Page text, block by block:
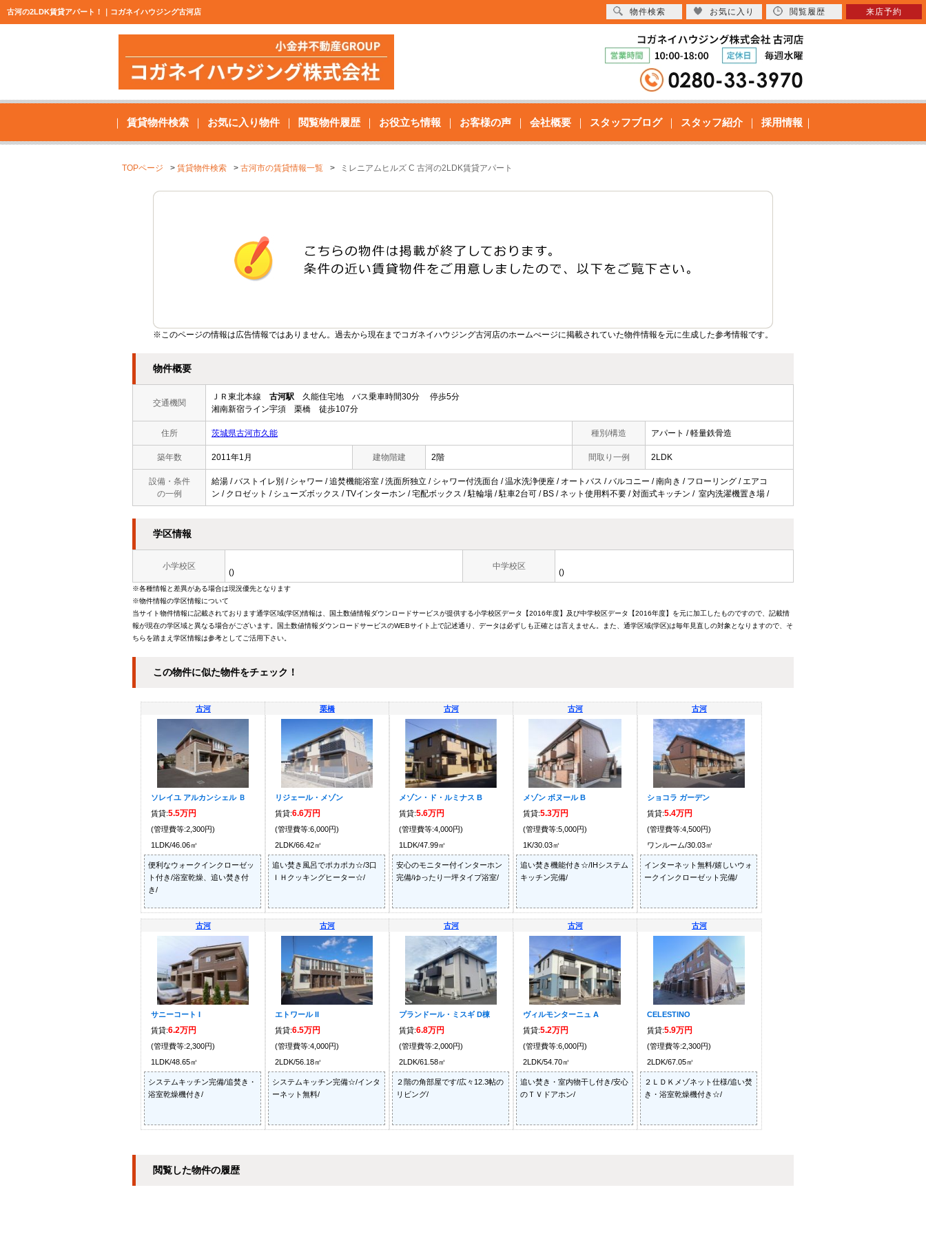
古河の2LDK賃貸アパート！｜コガネイハウジング古河店
賃貸物件検索 お気に入り物件 閲覧物件履歴 お役立ち情報 お客様の声 会社概要 スタッフブログ スタッフ紹介 採用情報
TOPページ 賃貸物件検索 古河市の賃貸情報一覧 ミレニアムヒルズ C 古河の2LDK賃貸アパート
※このページの情報は広告情報ではありません。過去から現在までコガネイハウジング古河店のホームぺージに掲載されていた物件情報を元に生成した参考情報です。
物件概要
交通機関
ＪＲ東北本線 古河駅 久能住宅地 バス乗車時間30分 停歩5分
湘南新宿ライン宇須 栗橋 徒歩107分
住所 茨城県古河市久能 種別/構造 アパート / 軽量鉄骨造
築年数 2011年1月 建物階建 2階 間取り一例 2LDK
設備・条件
の一例
給湯 / バストイレ別 / シャワー / 追焚機能浴室 / 洗面所独立 / シャワー付洗面台 / 温水洗浄便座 / オートバス / バルコニー / 南向き / フローリング / エアコ
ン / クロゼット / シューズボックス / TVインターホン / 宅配ボックス / 駐輪場 / 駐車2台可 / BS / ネット使用料不要 / 対面式キッチン / 室内洗濯機置き場 /
学区情報
小学校区
()
中学校区
()
※各種情報と差異がある場合は現況優先となります
※物件情報の学区情報について
当サイト物件情報に記載されております通学区域(学区)情報は、国土数値情報ダウンロードサービスが提供する小学校区データ【2016年度】及び中学校区データ【2016年度】を元に加工したものですので、記載情
報が現在の学区域と異なる場合がございます。国土数値情報ダウンロードサービスのWEBサイト上で記述通り、データは必ずしも正確とは言えません。また、通学区域(学区)は毎年見直しの対象となりますので、そ
ちらを踏まえ学区情報は参考としてご活用下さい。
この物件に似た物件をチェック！
古河
ソレイユ アルカンシェル Ｂ
賃貸:5.5万円
(管理費等:2,300円)
1LDK/46.06㎡
便利なウォークインクローゼッ
ト付き/浴室乾燥、追い焚き付
き/
栗橋
リジェール・メゾン
賃貸:6.6万円
(管理費等:6,000円)
2LDK/66.42㎡
追い焚き風呂でポカポカ☆/3口
ＩＨクッキングヒーター☆/
古河
メゾン・ド・ルミナス B
賃貸:5.6万円
(管理費等:4,000円)
1LDK/47.99㎡
安心のモニター付インターホン
完備/ゆったり一坪タイプ浴室/
古河
メゾン ボヌール B
賃貸:5.3万円
(管理費等:5,000円)
1K/30.03㎡
追い焚き機能付き☆/IHシステム
キッチン完備/
古河
ショコラ ガーデン
賃貸:5.4万円
(管理費等:4,500円)
ワンルーム/30.03㎡
インターネット無料/嬉しいウォ
ークインクローゼット完備/
古河
サニーコート I
賃貸:6.2万円
(管理費等:2,300円)
1LDK/48.65㎡
システムキッチン完備/追焚き・
浴室乾燥機付き/
古河
エトワール II
賃貸:6.5万円
(管理費等:4,000円)
2LDK/56.18㎡
システムキッチン完備☆/インタ
ーネット無料/
古河
プランドール・ミスギ D棟
賃貸:6.8万円
(管理費等:2,000円)
2LDK/61.58㎡
２階の角部屋です/広々12.3帖の
リビング/
古河
ヴィルモンターニュ A
賃貸:5.2万円
(管理費等:6,000円)
2LDK/54.70㎡
追い焚き・室内物干し付き/安心
のＴＶドアホン/
古河
CELESTINO
賃貸:5.9万円
(管理費等:2,300円)
2LDK/67.05㎡
２ＬＤＫメゾネット仕様/追い焚
き・浴室乾燥機付き☆/
閲覧した物件の履歴
物件検索 お気に入り 閲覧履歴 来店予約